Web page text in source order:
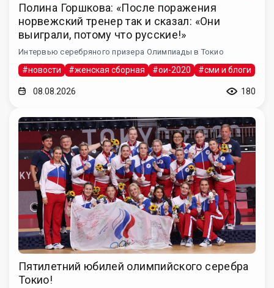
Полина Горшкова: «После поражения
норвежский тренер так и сказал: «Они
выиграли, потому что русские!»
Интервью серебряного призера Олимпиады в Токио
#новости #женская сборная #ои-2020 #сми и блоги
08.08.2026 180
Пятилетний юбилей олимпийского серебра
Токио!